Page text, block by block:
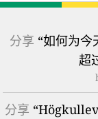
分享 “如何为
超
分享